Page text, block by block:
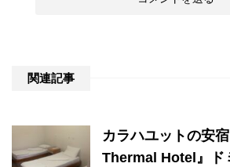
関連記事
カラハユットの安
Thermal Hotel』ド